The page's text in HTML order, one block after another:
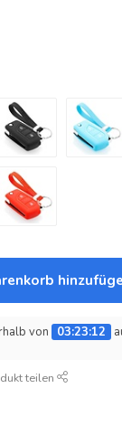
von 03:23:12
teilen